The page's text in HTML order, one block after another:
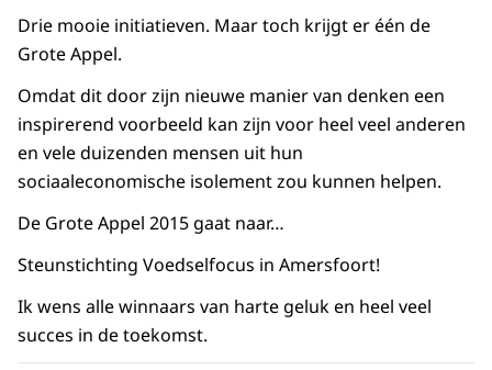
Drie mooie initiatieven. Maar toch krijgt er één de
Grote Appel.
Omdat dit door zijn nieuwe manier van denken een
inspirerend voorbeeld kan zijn voor heel veel anderen
en vele duizenden mensen uit hun
sociaaleconomische isolement zou kunnen helpen.
De Grote Appel 2015 gaat naar…
Steunstichting Voedselfocus in Amersfoort!
Ik wens alle winnaars van harte geluk en heel veel
succes in de toekomst.